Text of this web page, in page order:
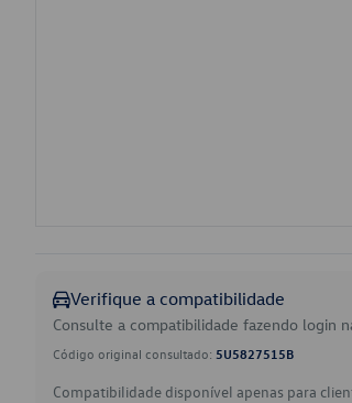
Verifique a compatibilidade
Consulte a compatibilidade fazendo login
Código original consultado: 5U5827515B
Compatibilidade disponível apenas para